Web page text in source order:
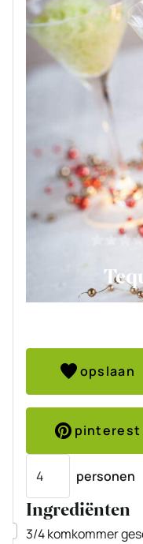
opslaan
pinterest
personen
Ingrediënten
▢
3/4komkommer